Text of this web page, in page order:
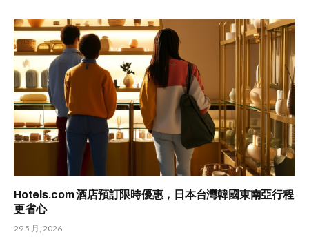
Hotels.com 酒店預訂限時優惠，日本台灣韓國東南亞行程
更省心
29 5 月, 2026